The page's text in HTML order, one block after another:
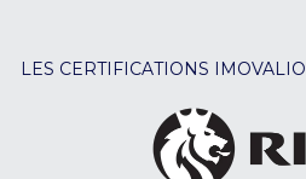
LES CERTIFICATIONS IMOVALIO